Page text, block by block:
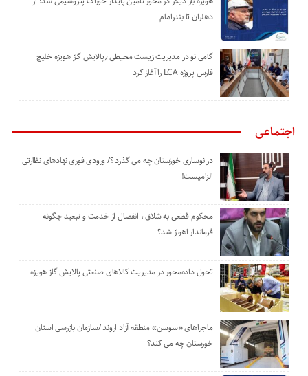
دهلران تا بندرامام
گامی نو در مدیریت زیست ‌محیطی ٫پالایش گاز هویزه خلیج
‌فارس پروژه LCA را آغاز کرد
اجتماعی
در نوسازی خوزستان چه می گذرد ؟/ ورودی فوری نهادهای نظارتی
الزامیست!
محکوم قطعی به شلاق ، انفصال از خدمت و تبعید چگونه
فرماندار اهواز شد؟
تحول داده‌محور در مدیریت کالاهای صنعتی پالایش گاز هویزه
ماجراهای «سوسن» منطقه آزاد اروند /سازمان بازرسی استان
خوزستان چه می کند؟